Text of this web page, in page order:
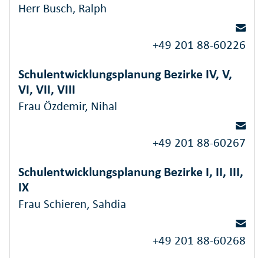
Herr Busch, Ralph
+49 201 88-60226
Schulentwicklungsplanung Bezirke IV, V,
VI, VII, VIII
Frau Özdemir, Nihal
+49 201 88-60267
Schulentwicklungsplanung Bezirke I, II, III,
IX
Frau Schieren, Sahdia
+49 201 88-60268